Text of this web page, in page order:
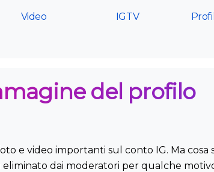
Video IGTV
del profilo
e video importanti sul conto IG. Ma cosa
dai moderatori per qualche